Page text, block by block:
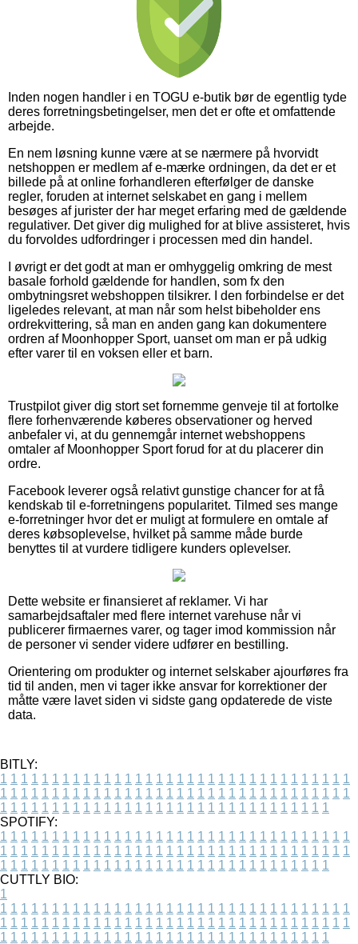
Inden nogen handler i en TOGU e-butik bør de egentlig tyde
deres forretningsbetingelser, men det er ofte et omfattende
arbejde.
En nem løsning kunne være at se nærmere på hvorvidt
netshoppen er medlem af e-mærke ordningen, da det er et
billede på at online forhandleren efterfølger de danske
regler, foruden at internet selskabet en gang i mellem
besøges af jurister der har meget erfaring med de gældende
regulativer. Det giver dig mulighed for at blive assisteret, hvis
du forvoldes udfordringer i processen med din handel.
I øvrigt er det godt at man er omhyggelig omkring de mest
basale forhold gældende for handlen, som fx den
ombytningsret webshoppen tilsikrer. I den forbindelse er det
ligeledes relevant, at man når som helst bibeholder ens
ordrekvittering, så man en anden gang kan dokumentere
ordren af Moonhopper Sport, uanset om man er på udkig
efter varer til en voksen eller et barn.
Trustpilot giver dig stort set fornemme genveje til at fortolke
flere forhenværende køberes observationer og herved
anbefaler vi, at du gennemgår internet webshoppens
omtaler af Moonhopper Sport forud for at du placerer din
ordre.
Facebook leverer også relativt gunstige chancer for at få
kendskab til e-forretningens popularitet. Tilmed ses mange
e-forretninger hvor det er muligt at formulere en omtale af
deres købsoplevelse, hvilket på samme måde burde
benyttes til at vurdere tidligere kunders oplevelser.
Dette website er finansieret af reklamer. Vi har
samarbejdsaftaler med flere internet varehuse når vi
publicerer firmaernes varer, og tager imod kommission når
de personer vi sender videre udfører en bestilling.
Orientering om produkter og internet selskaber ajourføres fra
tid til anden, men vi tager ikke ansvar for korrektioner der
måtte være lavet siden vi sidste gang opdaterede de viste
data.
BITLY:
1 1 1 1 1 1 1 1 1 1 1 1 1 1 1 1 1 1 1 1 1 1 1 1 1 1 1 1 1 1 1 1 1 1
1 1 1 1 1 1 1 1 1 1 1 1 1 1 1 1 1 1 1 1 1 1 1 1 1 1 1 1 1 1 1 1 1 1
1 1 1 1 1 1 1 1 1 1 1 1 1 1 1 1 1 1 1 1 1 1 1 1 1 1 1 1 1 1 1 1
SPOTIFY:
1 1 1 1 1 1 1 1 1 1 1 1 1 1 1 1 1 1 1 1 1 1 1 1 1 1 1 1 1 1 1 1 1 1
1 1 1 1 1 1 1 1 1 1 1 1 1 1 1 1 1 1 1 1 1 1 1 1 1 1 1 1 1 1 1 1 1 1
1 1 1 1 1 1 1 1 1 1 1 1 1 1 1 1 1 1 1 1 1 1 1 1 1 1 1 1 1 1 1 1
CUTTLY BIO:
1
1 1 1 1 1 1 1 1 1 1 1 1 1 1 1 1 1 1 1 1 1 1 1 1 1 1 1 1 1 1 1 1 1 1
1 1 1 1 1 1 1 1 1 1 1 1 1 1 1 1 1 1 1 1 1 1 1 1 1 1 1 1 1 1 1 1 1 1
1 1 1 1 1 1 1 1 1 1 1 1 1 1 1 1 1 1 1 1 1 1 1 1 1 1 1 1 1 1 1 1